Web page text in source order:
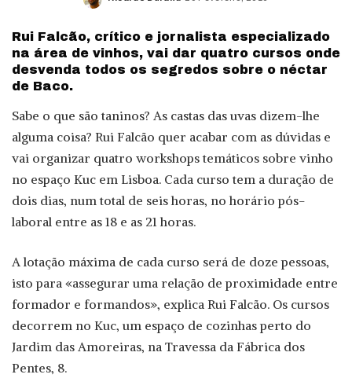
Posted
Rui Falcão, crítico e jornalista especializado
na área de vinhos, vai dar quatro cursos onde
desvenda todos os segredos sobre o néctar
de Baco.
Sabe o que são taninos? As castas das uvas dizem-lhe
alguma coisa? Rui Falcão quer acabar com as dúvidas e
vai organizar quatro workshops temáticos sobre vinho
no espaço Kuc em Lisboa. Cada curso tem a duração de
dois dias, num total de seis horas, no horário pós-
laboral entre as 18 e as 21 horas.
A lotação máxima de cada curso será de doze pessoas,
isto para «assegurar uma relação de proximidade entre
formador e formandos», explica Rui Falcão. Os cursos
decorrem no Kuc, um espaço de cozinhas perto do
Jardim das Amoreiras, na Travessa da Fábrica dos
Pentes, 8.